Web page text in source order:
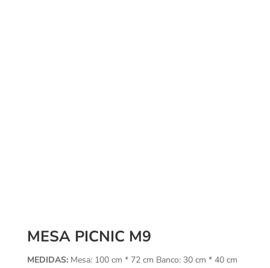
MESA PICNIC M9
MEDIDAS: Mesa: 100 cm * 72 cm Banco: 30 cm * 40 cm